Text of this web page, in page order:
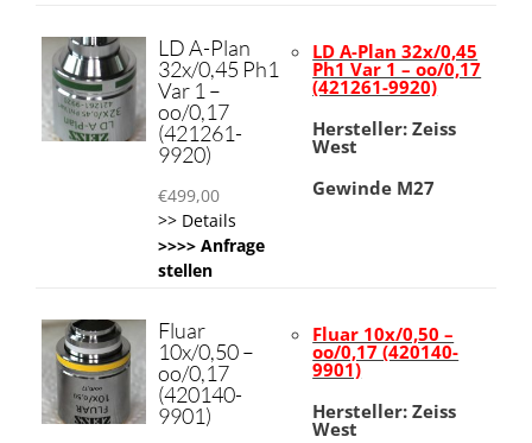
LD A-Plan
32x/0,45 Ph1
Var 1 –
oo/0,17
(421261-
9920)
€499,00
>> Details
>>>> Anfrage
stellen
LD A-Plan 32x/0,45
Ph1 Var 1 – oo/0,17
(421261-9920)
Hersteller: Zeiss
West
Gewinde M27
Fluar
10x/0,50 –
oo/0,17
(420140-
9901)
Fluar 10x/0,50 –
oo/0,17 (420140-
9901)
Hersteller: Zeiss
West